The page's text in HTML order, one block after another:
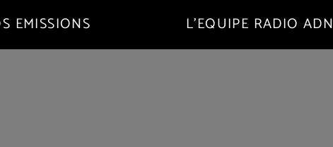
EMISSIONS L’EQUIPE RADIO ADN